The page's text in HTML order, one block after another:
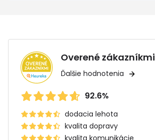
Overené zákazníkmi
Ďalšie hodnotenia
92.6%
dodacia lehota
kvalita dopravy